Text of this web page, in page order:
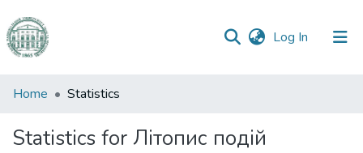
Log In (current)
Communities
Collections
Home Statistics
Statistics for Літопис подій